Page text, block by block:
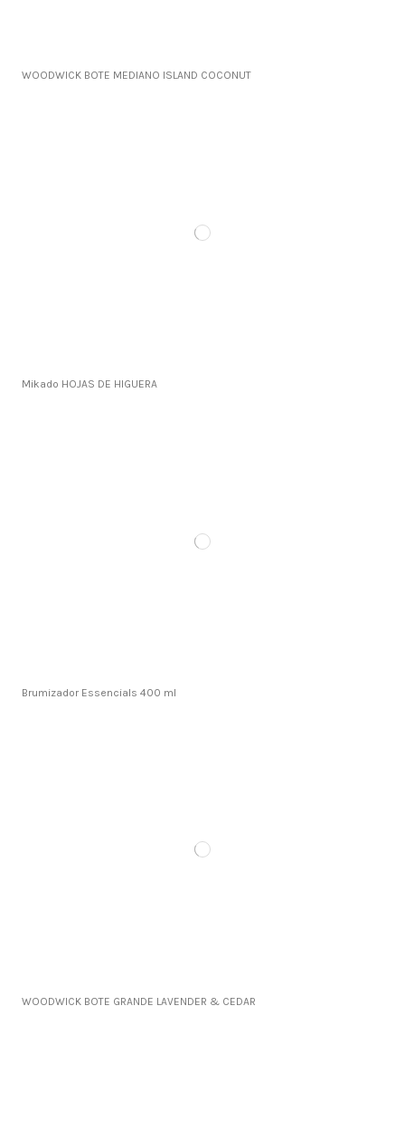
WOODWICK BOTE MEDIANO ISLAND COCONUT
Mikado HOJAS DE HIGUERA
Brumizador Essencials 400 ml
WOODWICK BOTE GRANDE LAVENDER & CEDAR